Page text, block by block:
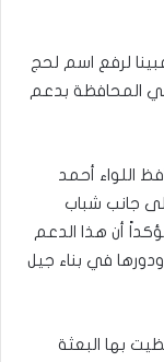
لرفع اسم لحج
في المحافظة بدعم
اللواء أحمد
جانب شباب
أن هذا الدعم
في بناء جيل
بها البعثة